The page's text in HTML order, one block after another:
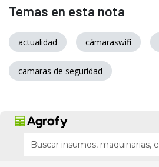
Temas en esta nota
actualidad cámaraswifi
camaras de seguridad